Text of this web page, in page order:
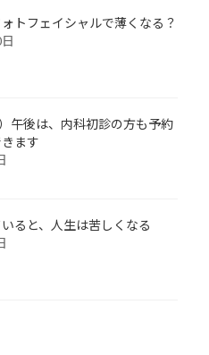
トフェイシャルで薄くなる？
午後は、内科初診の方も予約
ます
ると、人生は苦しくなる